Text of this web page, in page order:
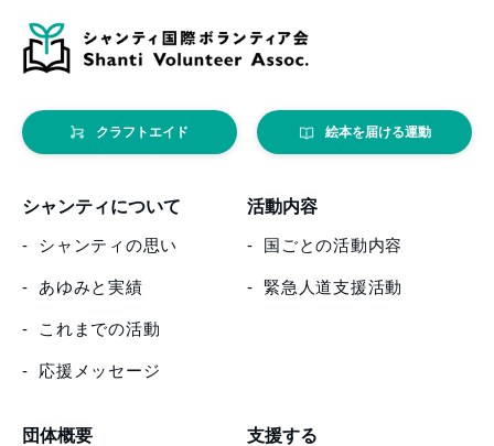
クラフトエイド 絵本を届ける運動
シャンティについて
シャンティの思い
あゆみと実績
これまでの活動
応援メッセージ
活動内容
国ごとの活動内容
緊急人道支援活動
団体概要 支援する